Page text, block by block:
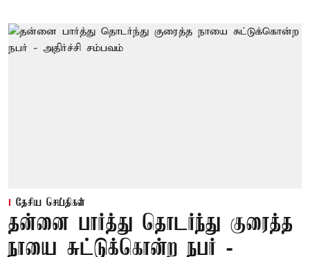
தேசிய செய்திகள்
தன்னை பார்த்து தொடர்ந்து குரைத்த
நாயை சுட்டுக்கொன்ற நபர் -